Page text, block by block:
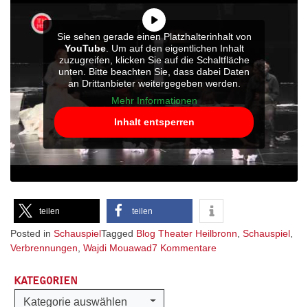
Sie sehen gerade einen Platzhalterinhalt von
YouTube. Um auf den eigentlichen Inhalt
zuzugreifen, klicken Sie auf die Schaltfläche
unten. Bitte beachten Sie, dass dabei Daten
an Drittanbieter weitergegeben werden.
Mehr Informationen
Inhalt entsperren
teilen teilen
Posted in SchauspielTagged Blog Theater Heilbronn, Schauspiel,
Verbrennungen, Wajdi Mouawad7 Kommentarezu
KATEGORIEN
Kategorien
Kategorie auswählen